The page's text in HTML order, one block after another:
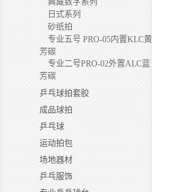
典藏数字系列
日式系列
砂纸拍
专业五号 PRO-05内置KLC黄
芳碳
专业二号PRO-02外置ALC蓝
芳碳
乒乓球拍套胶
成品球拍
乒乓球
运动拍包
场地器材
乒乓服饰